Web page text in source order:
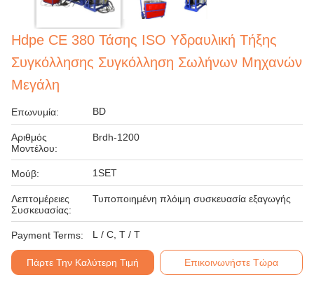
Hdpe CE 380 Τάσης ISO Υδραυλική Τήξης
Συγκόλλησης Συγκόλληση Σωλήνων Μηχανών
Μεγάλη
Επωνυμία: BD
Αριθμός
Μοντέλου:
Brdh-1200
Μούβ: 1SET
Λεπτομέρειες
Συσκευασίας:
Τυποποιημένη πλόιμη συσκευασία εξαγωγής
Payment Terms: L / C, T / T
Πάρτε Την Καλύτερη Τιμή Επικοινωνήστε Τώρα